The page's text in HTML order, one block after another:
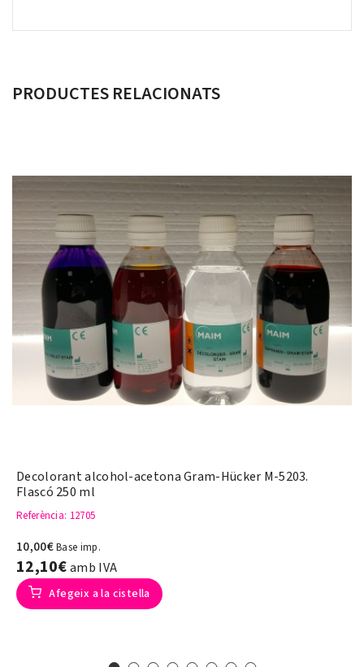
PRODUCTES RELACIONATS
Decolorant alcohol-acetona Gram-Hücker M-5203.
Flascó 250 ml
Referència: 12705
10,00€Base imp.
12,10€amb IVA
Afegeix a la cistella